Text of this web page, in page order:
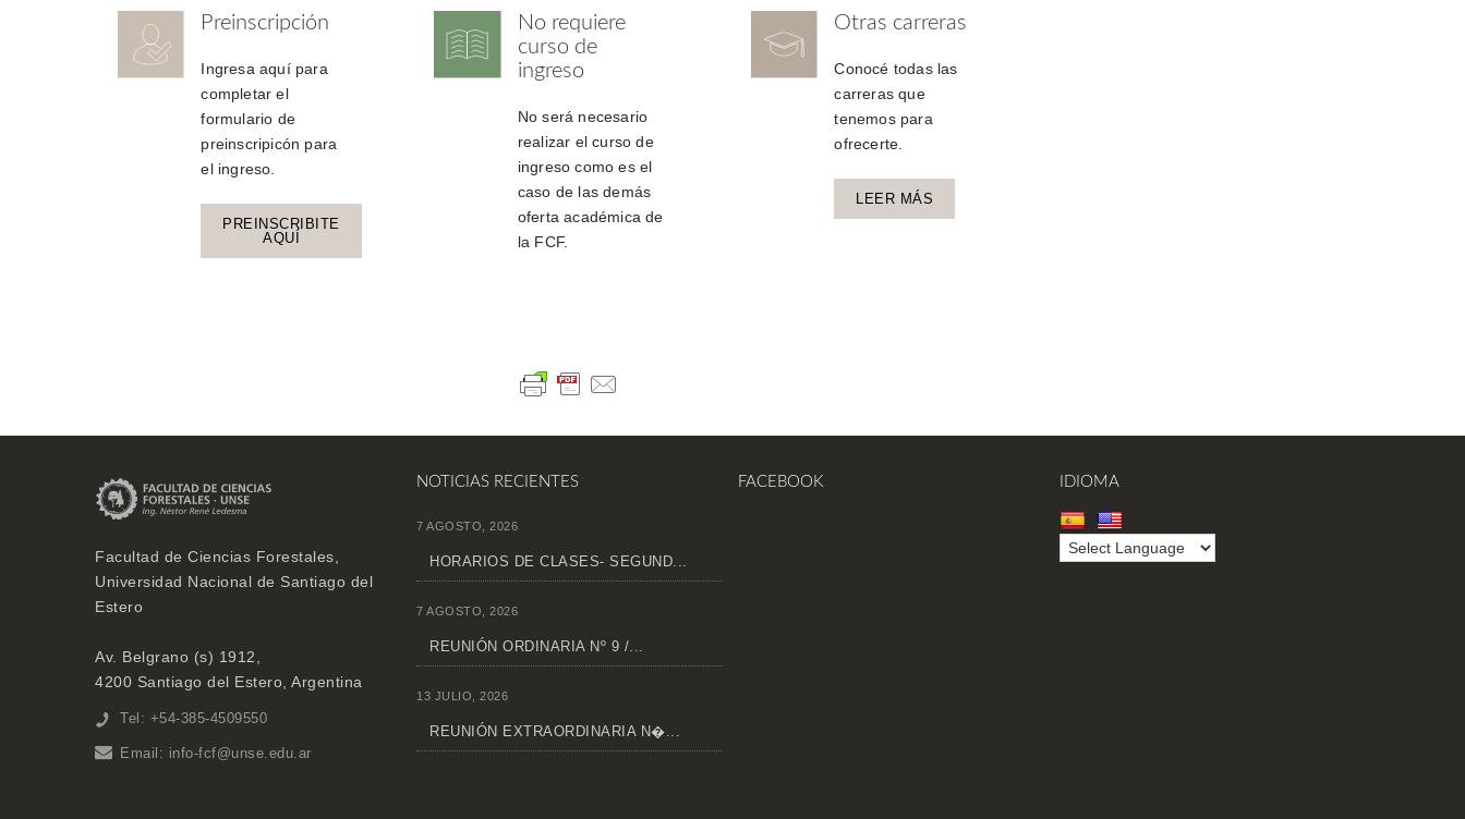
Preinscripción
Ingresa aquí para
completar el
formulario de
preinscripicón para
el ingreso.
PREINSCRIBITE
AQUÍ
No requiere
curso de
ingreso
No será necesario
realizar el curso de
ingreso como es el
caso de las demás
oferta académica de
la FCF.
Otras carreras
Conocé todas las
carreras que
tenemos para
ofrecerte.
LEER MÁS
Facultad de Ciencias Forestales,
Universidad Nacional de Santiago del
Estero
Av. Belgrano (s) 1912,
4200 Santiago del Estero, Argentina
Tel: +54-385-4509550
Email: info-fcf@unse.edu.ar
NOTICIAS RECIENTES
7 AGOSTO, 2026
HORARIOS DE CLASES- SEGUND...
7 AGOSTO, 2026
REUNIÓN ORDINARIA Nº 9 /...
13 JULIO, 2026
REUNIÓN EXTRAORDINARIA N�...
FACEBOOK IDIOMA